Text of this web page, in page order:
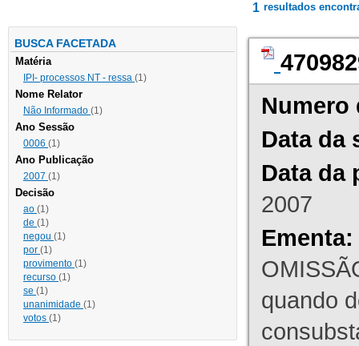
BUSCA FACETADA
Matéria
IPI- processos NT - ressa (1)
Nome Relator
Não Informado (1)
Ano Sessão
0006 (1)
Ano Publicação
2007 (1)
Decisão
ao (1)
de (1)
negou (1)
por (1)
provimento (1)
recurso (1)
se (1)
unanimidade (1)
votos (1)
1 resultados
Numero
Data da
Data da
2007
Ementa:
quando